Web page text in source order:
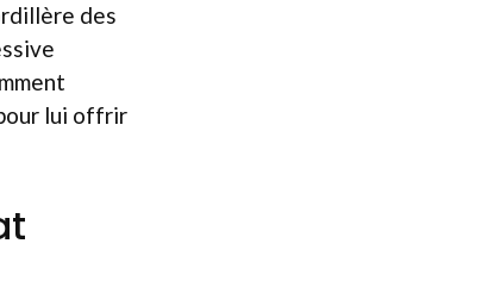
des
lui offrir